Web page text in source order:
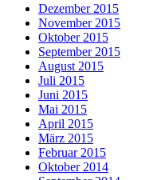
Dezember 2015
November 2015
Oktober 2015
September 2015
August 2015
Juli 2015
Juni 2015
Mai 2015
April 2015
März 2015
Februar 2015
Oktober 2014